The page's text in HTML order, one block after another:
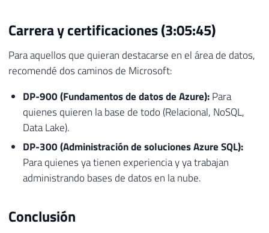
Carrera y certificaciones (3:05:45)
Para aquellos que quieran destacarse en el área de datos,
recomendé dos caminos de Microsoft:
DP-900 (Fundamentos de datos de Azure):Para
quienes quieren la base de todo (Relacional, NoSQL,
Data Lake).
DP-300 (Administración de soluciones Azure SQL):
Para quienes ya tienen experiencia y ya trabajan
administrando bases de datos en la nube.
Conclusión